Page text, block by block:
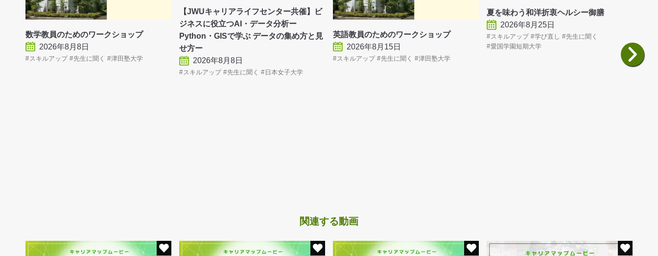
数学教員のためのワークショップ
2026年8月8日
スキルアップ 先生に聞く 津田塾大学
【JWUキャリアライフセンター共催】ビ
ジネスに役立つAI・データ分析ー
Python・GISで学ぶ データの集め方と見
せ方ー
2026年8月8日
スキルアップ 先生に聞く 日本女子大学
英語教員のためのワークショップ
2026年8月15日
スキルアップ 先生に聞く 津田塾大学
夏を味わう和洋折衷ヘルシー御膳
2026年8月25日
スキルアップ 学び直し
先生に聞く
愛国学園短期大学
関連する動画